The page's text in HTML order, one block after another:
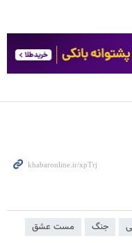
جنگ
مست عشق